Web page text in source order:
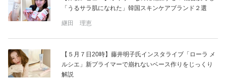
「うるサラ肌になれた」韓国スキンケアブランド２選
継田 理恵
【５月７日20時】藤井明子氏インスタライブ「ローラ メ
ルシエ」新プライマーで崩れないベース作りをじっくり
解説